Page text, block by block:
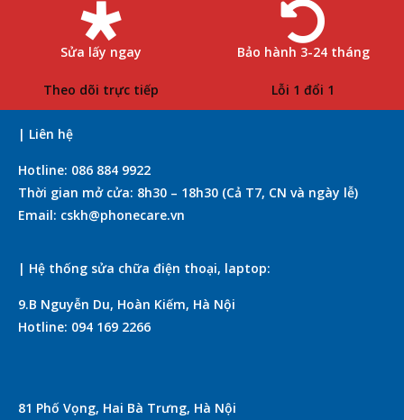
Sửa lấy ngay
Theo dõi trực tiếp
Bảo hành 3-24 tháng
Lỗi 1 đổi 1
| Liên hệ
Hotline: 086 884 9922
Thời gian mở cửa: 8h30 – 18h30 (Cả T7, CN và ngày lễ)
Email: cskh@phonecare.vn
| Hệ thống sửa chữa điện thoại, laptop:
9.B Nguyễn Du, Hoàn Kiếm, Hà Nội
Hotline: 094 169 2266
81 Phố Vọng, Hai Bà Trưng, Hà Nội